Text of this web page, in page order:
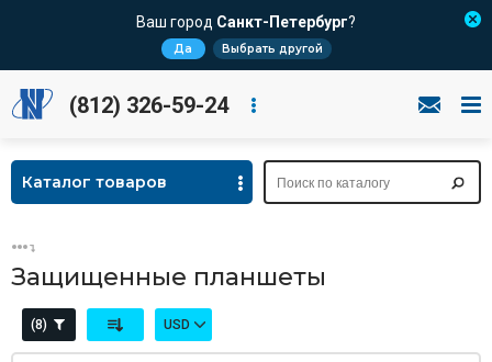
Ваш город Санкт-Петербург?
Да Выбрать другой
(812) 326-59-24
Каталог товаров
Защищенные планшеты
(8) USD